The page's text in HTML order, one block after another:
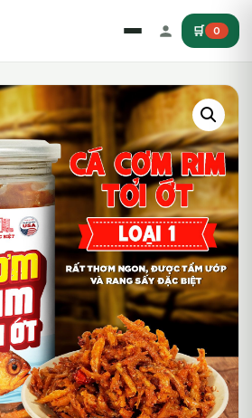
🛒 0